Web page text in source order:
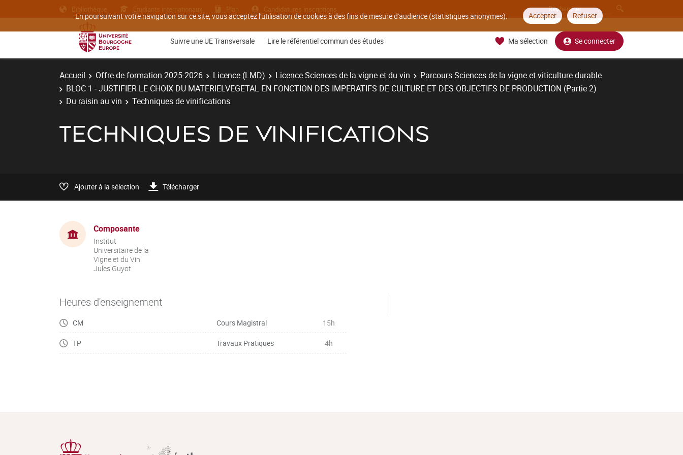
En poursuivant votre navigation sur ce site, vous acceptez l'utilisation de cookies à des fins de mesure d'audience (statistiques anonymes). Accepter Refuser
Bibliothèque Etudiants internationaux Plan Candidatures inscriptions
Suivre une UE Transversale Lire le référentiel commun des études Ma sélection Se connecter
Accueil Offre de formation 2025-2026 Licence (LMD) Licence Sciences de la vigne et du vin
Parcours Sciences de la vigne et viticulture durable
BLOC 1 - JUSTIFIER LE CHOIX DU MATERIELVEGETAL EN FONCTION DES IMPERATIFS DE CULTURE ET DES OBJECTIFS DE PRODUCTION (Partie 2)
Du raisin au vin
Techniques de vinifications
TECHNIQUES DE VINIFICATIONS
Ajouter à la sélection Télécharger
Composante
Institut
Universitaire de la
Vigne et du Vin
Jules Guyot
Heures d'enseignement
CM Cours Magistral 15h
TP Travaux Pratiques 4h